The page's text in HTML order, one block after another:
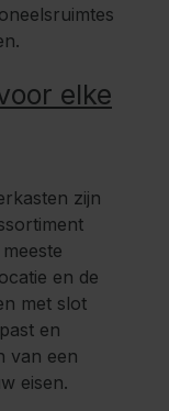
elke
zijn
en de
met slot
en
van een
eisen.